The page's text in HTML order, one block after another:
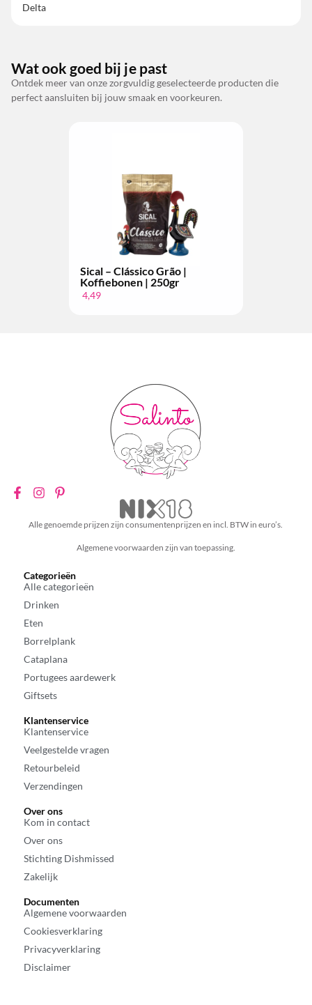
Delta
Wat ook goed bij je past
Ontdek meer van onze zorgvuldig geselecteerde producten die
perfect aansluiten bij jouw smaak en voorkeuren.
Sical – Clássico Grão |
Koffiebonen | 250gr
4,49
Alle genoemde prijzen zijn consumentenprijzen en incl. BTW in euro’s.
Algemene voorwaarden zijn van toepassing.
Categorieën
Alle categorieën
Drinken
Eten
Borrelplank
Cataplana
Portugees aardewerk
Giftsets
Klantenservice
Klantenservice
Veelgestelde vragen
Retourbeleid
Verzendingen
Over ons
Kom in contact
Over ons
Stichting Dishmissed
Zakelijk
Documenten
Algemene voorwaarden
Cookiesverklaring
Privacyverklaring
Disclaimer